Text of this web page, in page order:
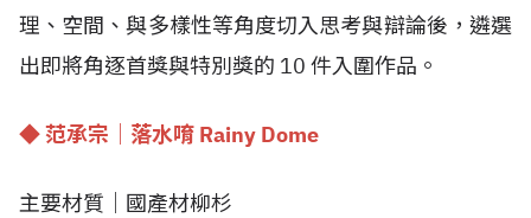
理、空間、與多樣性等角度切入思考與辯論後，遴選
出即將角逐首獎與特別獎的 10 件入圍作品。
◆ 范承宗｜落水唷 Rainy Dome
主要材質｜國產材柳杉